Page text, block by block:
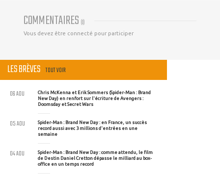
COMMENTAIRES (0)
Vous devez être connecté pour participer
LES BRÈVES TOUT VOIR
Chris McKenna et Erik Sommers (Spider-Man : Brand
New Day) en renfort sur l'écriture de Avengers :
Doomsday et Secret Wars
06 AOU
Spider-Man : Brand New Day : en France, un succès
record aussi avec 3 millions d'entrées en une
semaine
05 AOU
Spider-Man : Brand New Day : comme attendu, le film
de Destin Daniel Cretton dépasse le milliard au box-
office en un temps record
04 AOU